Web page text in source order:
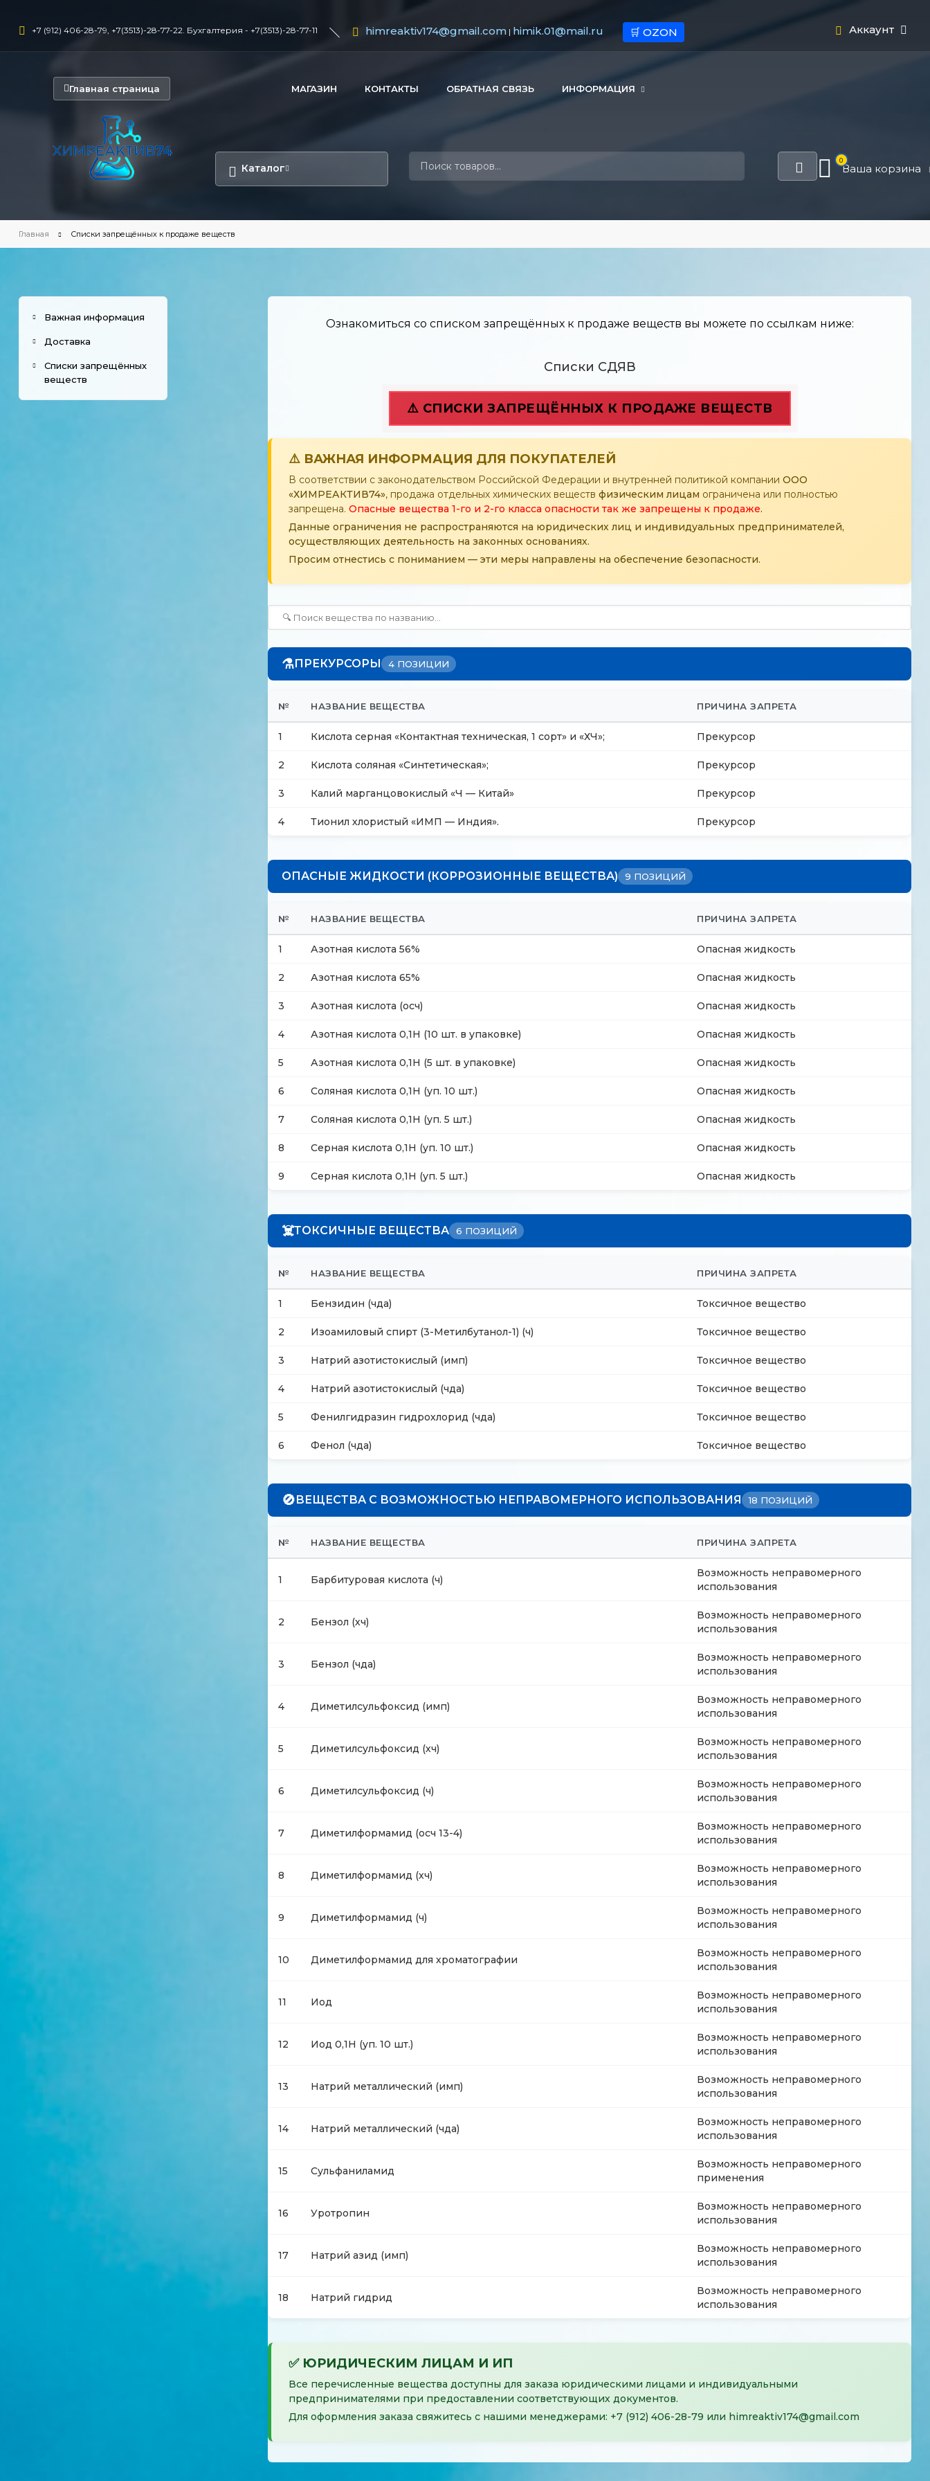
+7 (912) 406-28-79, +7(3513)-28-77-22. Бухгалтерия - +7(3513)-28-77-11 himreaktiv174@gmail.com | himik.01@mail.ru 🛒 OZON Аккаунт
МАГАЗИН КОНТАКТЫ ОБРАТНАЯ СВЯЗЬ ИНФОРМАЦИЯ
Главная страница
Каталог
0
Ваша корзина
Главная Списки запрещённых к продаже веществ
Ознакомиться со списком запрещённых к продаже веществ вы можете по ссылкам ниже:
Списки СДЯВ
⚠️ СПИСКИ ЗАПРЕЩЁННЫХ К ПРОДАЖЕ ВЕЩЕСТВ
⚠️ ВАЖНАЯ ИНФОРМАЦИЯ ДЛЯ ПОКУПАТЕЛЕЙ
В соответствии с законодательством Российской Федерации и внутренней политикой компанииООО
«ХИМРЕАКТИВ74», продажа отдельных химических веществфизическим лицам ограничена или полностью
запрещена. Опасные вещества 1-го и 2-го класса опасности так же запрещены к продаже.
Данные ограничения не распространяются на юридических лиц и индивидуальных предпринимателей,
осуществляющих деятельность на законных основаниях.
Просим отнестись с пониманием — эти меры направлены на обеспечение безопасности.
⚗️ПРЕКУРСОРЫ 4 ПОЗИЦИИ
№ НАЗВАНИЕ ВЕЩЕСТВА ПРИЧИНА ЗАПРЕТА
1 Кислота серная «Контактная техническая, 1 сорт» и «ХЧ»; Прекурсор
2 Кислота соляная «Синтетическая»; Прекурсор
3 Калий марганцовокислый «Ч — Китай» Прекурсор
4 Тионил хлористый «ИМП — Индия». Прекурсор
ОПАСНЫЕ ЖИДКОСТИ (КОРРОЗИОННЫЕ ВЕЩЕСТВА) 9 ПОЗИЦИЙ
№ НАЗВАНИЕ ВЕЩЕСТВА ПРИЧИНА ЗАПРЕТА
1 Азотная кислота 56% Опасная жидкость
2 Азотная кислота 65% Опасная жидкость
3 Азотная кислота (осч) Опасная жидкость
4 Азотная кислота 0,1Н (10 шт. в упаковке) Опасная жидкость
5 Азотная кислота 0,1Н (5 шт. в упаковке) Опасная жидкость
6 Соляная кислота 0,1Н (уп. 10 шт.) Опасная жидкость
7 Соляная кислота 0,1Н (уп. 5 шт.) Опасная жидкость
8 Серная кислота 0,1Н (уп. 10 шт.) Опасная жидкость
9 Серная кислота 0,1Н (уп. 5 шт.) Опасная жидкость
☠️ТОКСИЧНЫЕ ВЕЩЕСТВА 6 ПОЗИЦИЙ
№ НАЗВАНИЕ ВЕЩЕСТВА ПРИЧИНА ЗАПРЕТА
1 Бензидин (чда) Токсичное вещество
2 Изоамиловый спирт (3-Метилбутанол-1) (ч) Токсичное вещество
3 Натрий азотистокислый (имп) Токсичное вещество
4 Натрий азотистокислый (чда) Токсичное вещество
5 Фенилгидразин гидрохлорид (чда) Токсичное вещество
6 Фенол (чда) Токсичное вещество
🚫ВЕЩЕСТВА С ВОЗМОЖНОСТЬЮ НЕПРАВОМЕРНОГО ИСПОЛЬЗОВАНИЯ 18 ПОЗИЦИЙ
№ НАЗВАНИЕ ВЕЩЕСТВА ПРИЧИНА ЗАПРЕТА
1 Барбитуровая кислота (ч)
Возможность неправомерного
использования
2 Бензол (хч)
Возможность неправомерного
использования
3 Бензол (чда)
Возможность неправомерного
использования
4 Диметилсульфоксид (имп)
Возможность неправомерного
использования
5 Диметилсульфоксид (хч)
Возможность неправомерного
использования
6 Диметилсульфоксид (ч)
Возможность неправомерного
использования
7 Диметилформамид (осч 13-4)
Возможность неправомерного
использования
8 Диметилформамид (хч)
Возможность неправомерного
использования
9 Диметилформамид (ч)
Возможность неправомерного
использования
10 Диметилформамид для хроматографии
Возможность неправомерного
использования
11 Иод
Возможность неправомерного
использования
12 Иод 0,1Н (уп. 10 шт.)
Возможность неправомерного
использования
13 Натрий металлический (имп)
Возможность неправомерного
использования
14 Натрий металлический (чда)
Возможность неправомерного
использования
15 Сульфаниламид
Возможность неправомерного
применения
16 Уротропин
Возможность неправомерного
использования
17 Натрий азид (имп)
Возможность неправомерного
использования
18 Натрий гидрид
Возможность неправомерного
использования
✅ ЮРИДИЧЕСКИМ ЛИЦАМ И ИП
Все перечисленные веществадоступны для заказа юридическими лицами и индивидуальными
предпринимателями при предоставлении соответствующих документов.
Для оформления заказа свяжитесь с нашими менеджерами: +7 (912) 406-28-79 или himreaktiv174@gmail.com
Важная информация
Доставка
Списки запрещённых
веществ